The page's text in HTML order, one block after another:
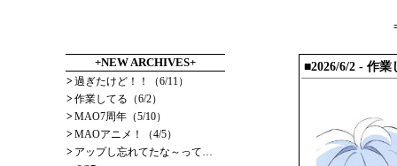
+NEW ARCHIVES+
>過ぎたけど！！（6/11）
>作業してる（6/2）
>MAO7周年（5/10）
>MAOアニメ！（4/5）
> アップし忘れてたな～って…
■2026/6/2 - 作業